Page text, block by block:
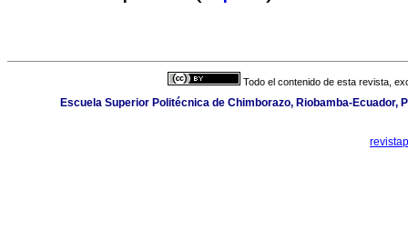
Todo el contenido de esta revista,
Escuela Superior Politécnica de Chimborazo, Riobamba-Ecuador,